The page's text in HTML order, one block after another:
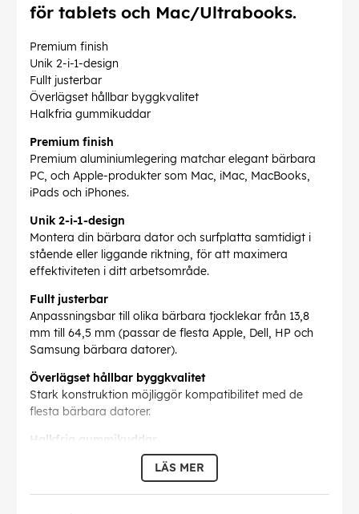
för tablets och Mac/Ultrabooks.
Premium finish
Unik 2-i-1-design
Fullt justerbar
Överlägset hållbar byggkvalitet
Halkfria gummikuddar
Premium finish
Premium aluminiumlegering matchar elegant bärbara
PC, och Apple-produkter som Mac, iMac, MacBooks,
iPads och iPhones.
Unik 2-i-1-design
Montera din bärbara dator och surfplatta samtidigt i
stående eller liggande riktning, för att maximera
effektiviteten i ditt arbetsområde.
Fullt justerbar
Anpassningsbar till olika bärbara tjocklekar från 13,8
mm till 64,5 mm (passar de flesta Apple, Dell, HP och
Samsung bärbara datorer).
Överlägset hållbar byggkvalitet
Stark konstruktion möjliggör kompatibilitet med de
flesta bärbara datorer.
Halkfria gummikuddar
Silikongummi hjälper till att säkra din bärbara dator och
surfplatta, och förhindrar glidning även på blanka ytor.
LÄS MER